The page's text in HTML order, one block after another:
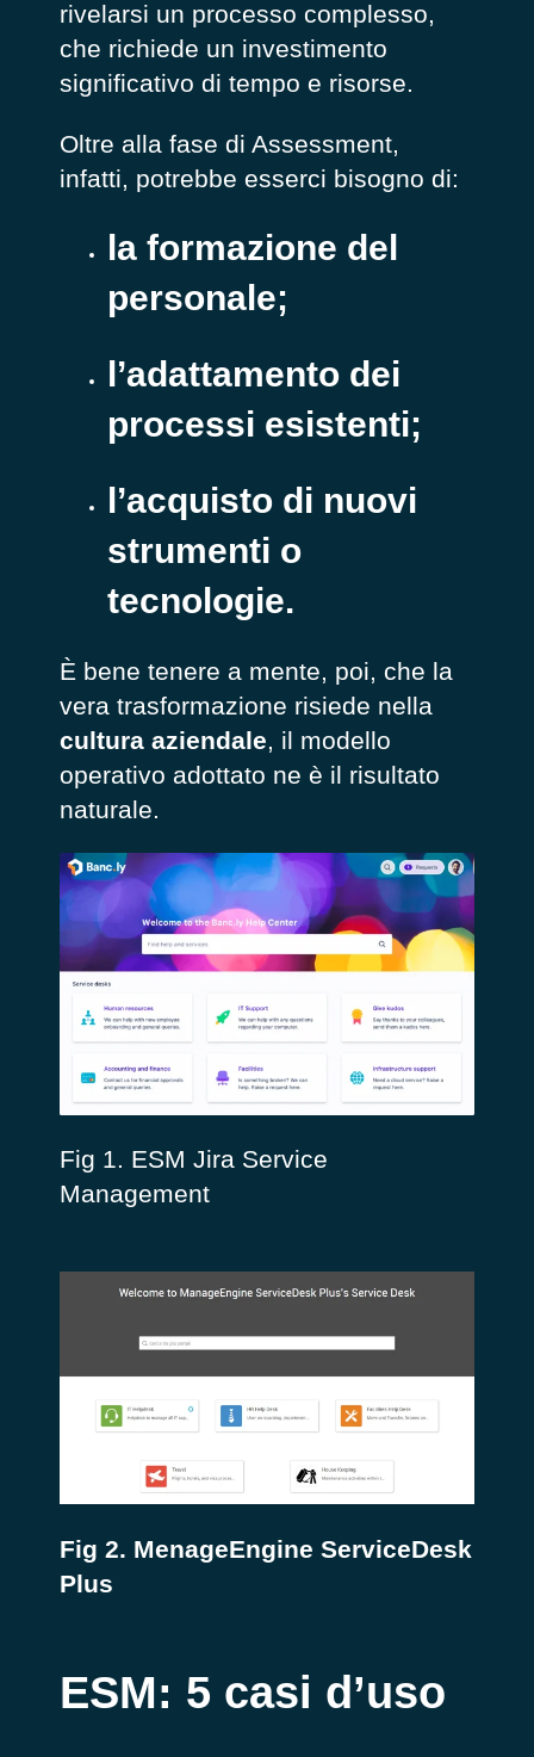
rivelarsi un processo complesso,
che richiede un investimento
significativo di tempo e risorse.
Oltre alla fase di Assessment,
infatti, potrebbe esserci bisogno di:
la formazione del
personale;
l’adattamento dei
processi esistenti;
l’acquisto di nuovi
strumenti o
tecnologie.
È bene tenere a mente, poi, che la
vera trasformazione risiede nella
cultura aziendale, il modello
operativo adottato ne è il risultato
naturale.
Fig 1. ESM Jira Service
Management
Fig 2. MenageEngine ServiceDesk
Plus
ESM: 5 casi d’uso